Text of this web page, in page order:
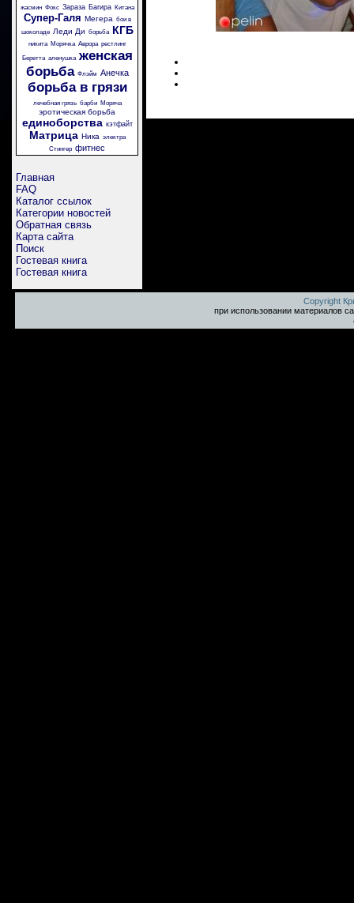
жасмин Фокс Зараза Багира Китана
Супер-Галя Мегера бои в
шоколаде
Леди Ди борьба КГБ
никита Морячка Аврора рестлинг
Беретта аленушка женская
борьба Флэйм Анечка
борьба в грязи
лечебная грязь барби Моряча
эротическая борьба
единоборства кэтфайт
Матрица Ника электра
Стингер фитнес
Главная
FAQ
Каталог ссылок
Категории новостей
Обратная связь
Карта сайта
Поиск
Гостевая книга
Гостевая книга
Copyright
при использовании материалов